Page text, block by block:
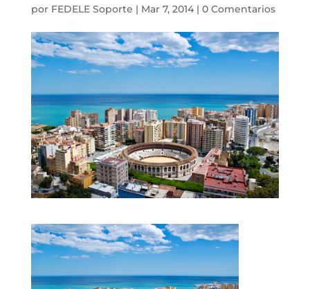
por FEDELE Soporte | Mar 7, 2014| 0 Comentarios